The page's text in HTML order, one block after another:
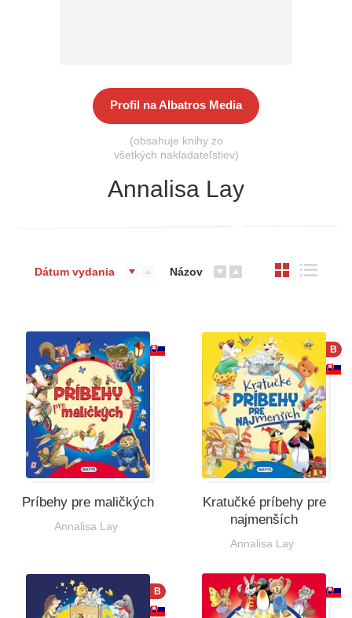
Profil na Albatros Media
(obsahuje knihy zo
všetkých nakladateľstiev)
Annalisa Lay
Dátum vydania Názov
Príbehy pre maličkých
Annalisa Lay
B
Kratučké príbehy pre
najmenších
Annalisa Lay
B